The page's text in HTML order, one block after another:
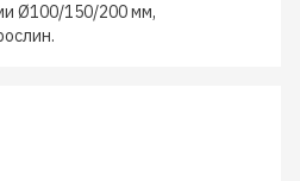
Ø100/150/200 мм,